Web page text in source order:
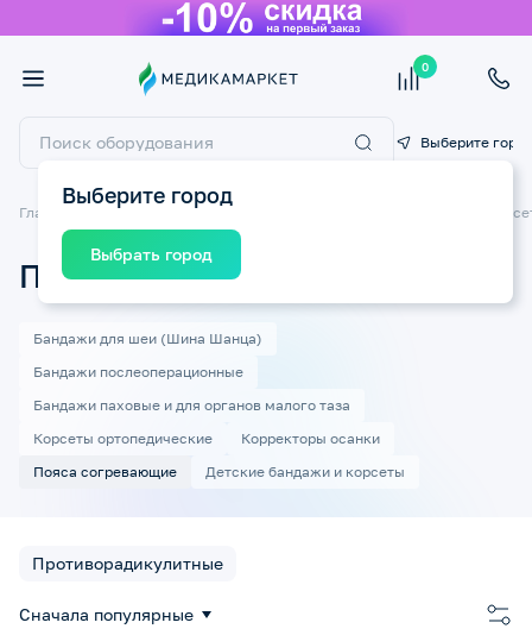
0
Выберите город
Выберите город
Выбрать город
Главная Ортопедические изделия Ортопедические бандажи и
Пояса согревающие
Бандажи для шеи (Шина Шанца)
Бандажи послеоперационные
Бандажи паховые и для органов малого таза
Корсеты ортопедические
Корректоры осанки
Пояса согревающие
Детские бандажи и корсеты
Противорадикулитные
Сначала популярные